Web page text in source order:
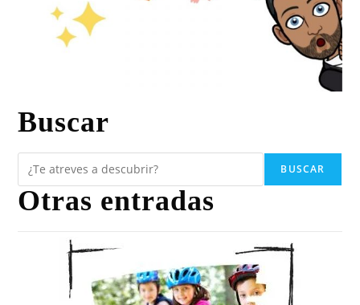
Buscar
BUSCAR
Otras entradas